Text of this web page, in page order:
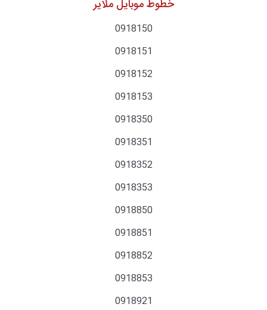
خطوط موبایل ملایر
0918150
0918151
0918152
0918153
0918350
0918351
0918352
0918353
0918850
0918851
0918852
0918853
0918921